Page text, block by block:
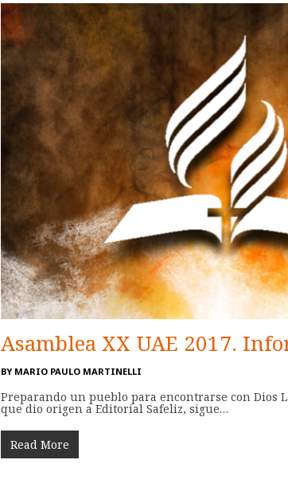
Asamblea XX UAE 2017.
BY MARIO PAULO MARTINELLI
Preparando un pueblo para encontrarse con Dios
que dio origen a Editorial Safeliz, sigue…
Read More